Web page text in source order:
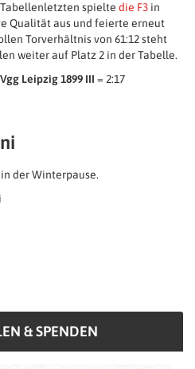
spielte die F3 in
Qualität aus und feierte erneut
Torverhältnis von 61:12 steht
weiter auf Platz 2 in der Tabelle.
Leipzig 1899 III = 2:17
der Winterpause.
& SPENDEN